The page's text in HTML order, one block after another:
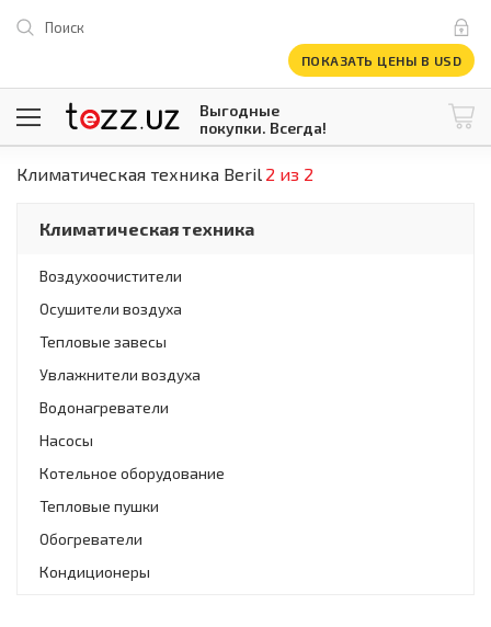
Поиск
ПОКАЗАТЬ ЦЕНЫ В USD
Выгодные
покупки. Всегда!
1 USD = 12 296.16 сум\ @tezzuz
Все категории
Компьютеры и оргтехника
Телевизоры
Климатическая техника
Встраиваемая техника
Инструменты и техника
Товары для дома
Климатическая техника
Встраиваемая техника
Крупнобытовая техника
Мелкая бытовая техника
Климатическая техника Beril 2 из 2
Климатическая техника
Воздухоочистители
Осушители воздуха
Тепловые завесы
Увлажнители воздуха
Водонагреватели
Насосы
Котельное оборудование
Тепловые пушки
Обогреватели
Кондиционеры